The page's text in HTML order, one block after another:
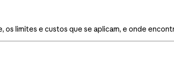
os limites e custos que se aplicam, e onde